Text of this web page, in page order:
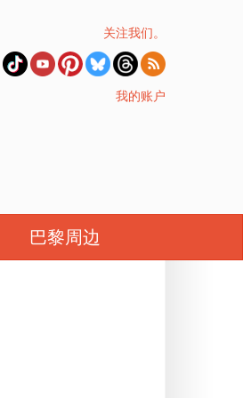
关注我们。
我的账户
巴黎周边